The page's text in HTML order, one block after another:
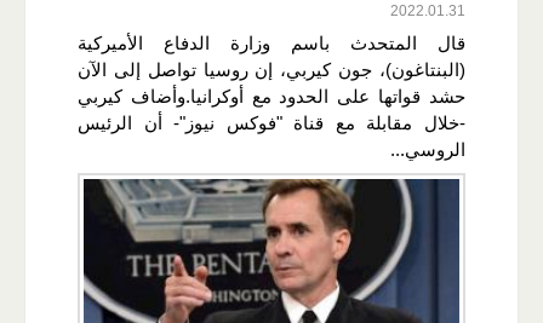
2022.01.31
قال المتحدث باسم وزارة الدفاع الأميركية
(البنتاغون)، جون كيربي، إن روسيا تواصل إلى الآن
حشد قواتها على الحدود مع أوكرانيا.وأضاف كيربي
-خلال مقابلة مع قناة "فوكس نيوز"- أن الرئيس
الروسي...